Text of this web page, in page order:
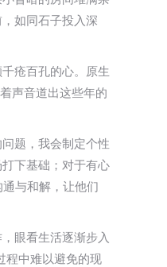
如同石子投入深
疮百孔的心。原生
声音道出这些年的
题，我会制定个性
下基础；对于有心
与和解，让他们
眼看生活逐渐步入
程中难以避免的现